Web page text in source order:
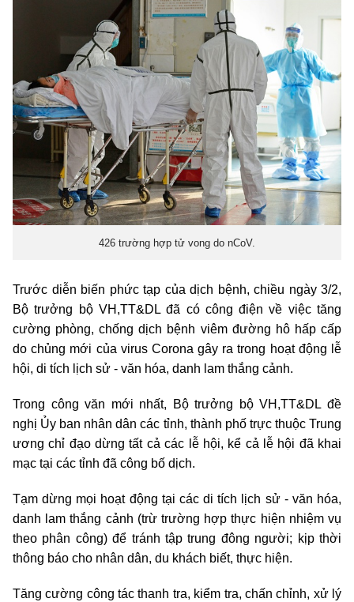
426 trường hợp tử vong do nCoV.
Trước diễn biến phức tạp của dịch bệnh, chiều ngày 3/2,
Bộ trưởng bộ VH,TT&DL đã có công điện về việc tăng
cường phòng, chống dịch bệnh viêm đường hô hấp cấp
do chủng mới của virus Corona gây ra trong hoạt động lễ
hội, di tích lịch sử - văn hóa, danh lam thắng cảnh.
Trong công văn mới nhất, Bộ trưởng bộ VH,TT&DL đề
nghị Ủy ban nhân dân các tỉnh, thành phố trực thuộc Trung
ương chỉ đạo dừng tất cả các lễ hội, kể cả lễ hội đã khai
mạc tại các tỉnh đã công bố dịch.
Tạm dừng mọi hoạt động tại các di tích lịch sử - văn hóa,
danh lam thắng cảnh (trừ trường hợp thực hiện nhiệm vụ
theo phân công) để tránh tập trung đông người; kịp thời
thông báo cho nhân dân, du khách biết, thực hiện.
Tăng cường công tác thanh tra, kiểm tra, chấn chỉnh, xử lý